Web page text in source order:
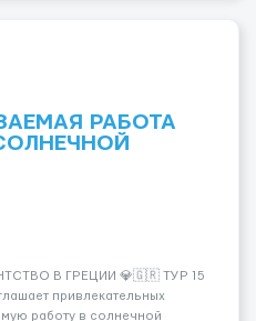
РАБОТА
В ГРЕЦИИ 💎🇬🇷 ТУР 15
привлекательных
работу в солнечной